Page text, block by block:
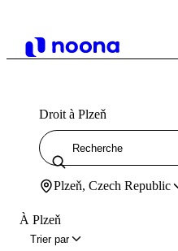
Droit à Plzeň
Plzeň, Czech Republic
À Plzeň
Trier par